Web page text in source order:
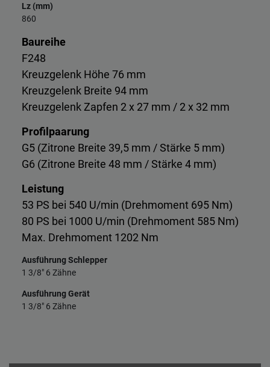
Lz (mm)
860
Baureihe
F248
Kreuzgelenk Höhe 76 mm
Kreuzgelenk Breite 94 mm
Kreuzgelenk Zapfen 2 x 27 mm / 2 x 32 mm
Profilpaarung
G5 (Zitrone Breite 39,5 mm / Stärke 5 mm)
G6 (Zitrone Breite 48 mm / Stärke 4 mm)
Leistung
53 PS bei 540 U/min (Drehmoment 695 Nm)
80 PS bei 1000 U/min (Drehmoment 585 Nm)
Max. Drehmoment 1202 Nm
Ausführung Schlepper
1 3/8" 6 Zähne
Ausführung Gerät
1 3/8" 6 Zähne